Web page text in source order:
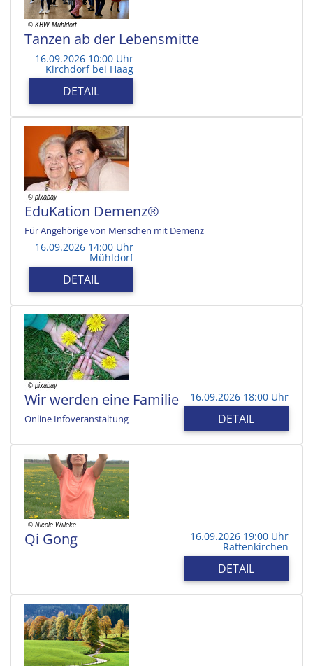
Tanzen ab der Lebensmitte
16.09.2026 10:00 Uhr
Kirchdorf bei Haag
DETAIL
EduKation Demenz®
Für Angehörige von Menschen mit Demenz
16.09.2026 14:00 Uhr
Mühldorf
DETAIL
Wir werden eine Familie
Online Infoveranstaltung
16.09.2026 18:00 Uhr
DETAIL
Qi Gong 16.09.2026 19:00 Uhr
Rattenkirchen
DETAIL